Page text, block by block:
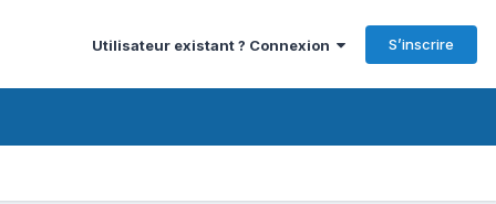
Utilisateur existant ? Connexion S’inscrire